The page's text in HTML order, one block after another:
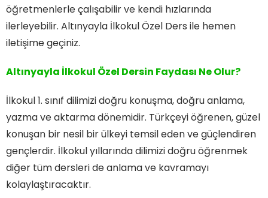
öğretmenlerle çalışabilir ve kendi hızlarında
ilerleyebilir. Altınyayla İlkokul Özel Ders ile hemen
iletişime geçiniz.
Altınyayla İlkokul Özel Dersin Faydası Ne Olur?
İlkokul 1. sınıf dilimizi doğru konuşma, doğru anlama,
yazma ve aktarma dönemidir. Türkçeyi öğrenen, güzel
konuşan bir nesil bir ülkeyi temsil eden ve güçlendiren
gençlerdir. İlkokul yıllarında dilimizi doğru öğrenmek
diğer tüm dersleri de anlama ve kavramayı
kolaylaştıracaktır.